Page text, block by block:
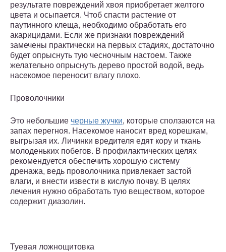
результате повреждений хвоя приобретает желтого
цвета и осыпается. Чтоб спасти растение от
паутинного клеща, необходимо обработать его
акарицидами. Если же признаки повреждений
замечены практически на первых стадиях, достаточно
будет опрыснуть тую чесночным настоем. Также
желательно опрыснуть дерево простой водой, ведь
насекомое переносит влагу плохо.
Проволочники
Это небольшие черные жучки, которые сползаются на
запах перегноя. Насекомое наносит вред корешкам,
выгрызая их. Личинки вредителя едят кору и ткань
молоденьких побегов. В профилактических целях
рекомендуется обеспечить хорошую систему
дренажа, ведь проволочника привлекает застой
влаги, и внести извести в кислую почву. В целях
лечения нужно обработать тую веществом, которое
содержит диазолин.
Туевая ложнощитовка